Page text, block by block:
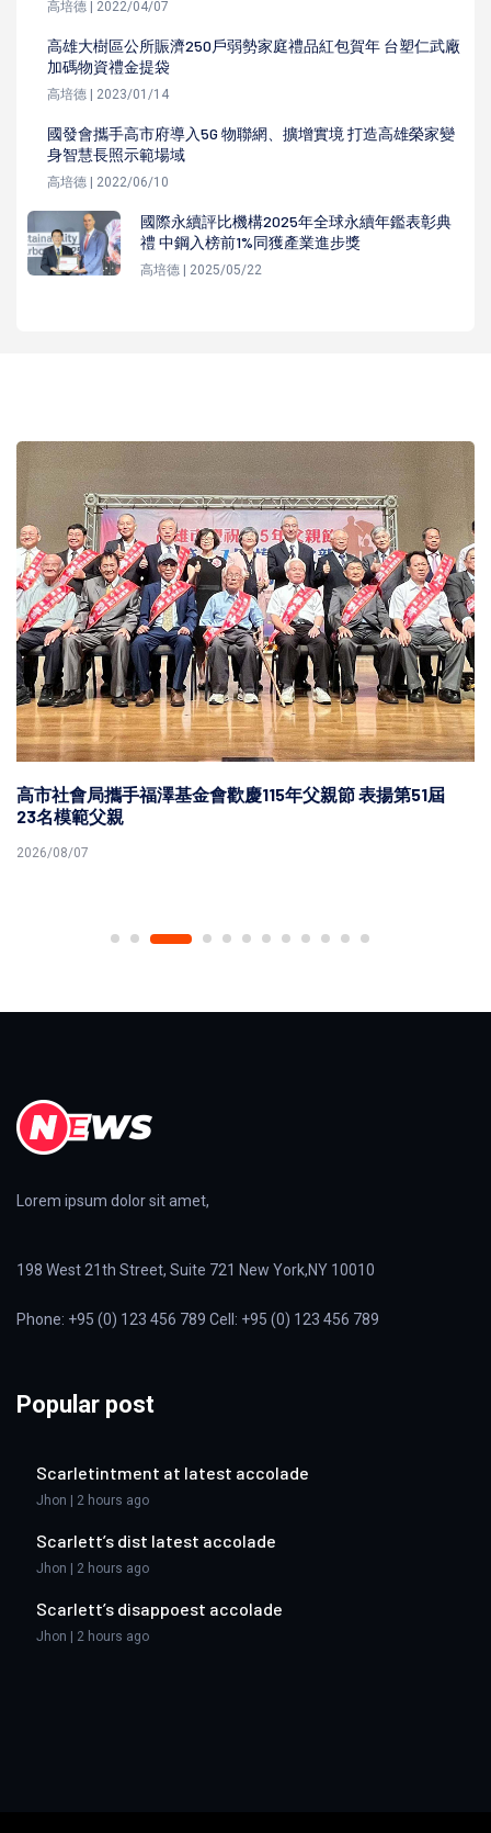
高培德 | 2022/04/07
高雄大樹區公所賑濟250戶弱勢家庭禮品紅包賀年 台塑仁武廠
加碼物資禮金提袋
高培德 | 2023/01/14
國發會攜手高市府導入5G 物聯網、擴增實境 打造高雄榮家變
身智慧長照示範場域
高培德 | 2022/06/10
國際永續評比機構2025年全球永續年鑑表彰典
禮 中鋼入榜前1%同獲產業進步獎
高培德 | 2025/05/22
高市社會局攜手福澤基金會歡慶115年父親節 表揚第51屆
23名模範父親
2026/08/07
Lorem ipsum dolor sit amet,
198 West 21th Street, Suite 721 New York,NY 10010
Phone: +95 (0) 123 456 789 Cell: +95 (0) 123 456 789
Popular post
Scarletintment at latest accolade
Jhon | 2 hours ago
Scarlett’s dist latest accolade
Jhon | 2 hours ago
Scarlett’s disappoest accolade
Jhon | 2 hours ago